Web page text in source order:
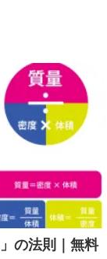
の法則｜無料